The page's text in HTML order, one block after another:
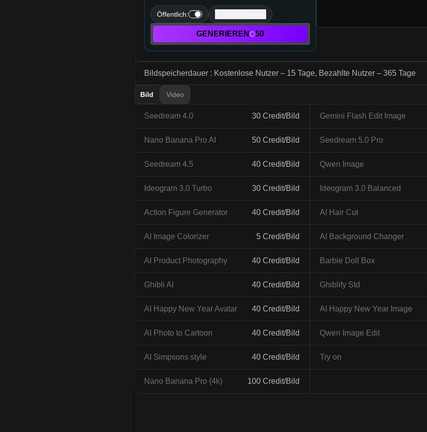
Öffentlich:
GENERIEREN 50
Bildspeicherdauer : Kostenlose Nutzer – 15 Tage, Bezahlte Nutzer – 365 Tage
Bild Video
Seedream 4.0 30 Credit/Bild Gemini Flash Edit Image
Nano Banana Pro AI 50 Credit/Bild Seedream 5.0 Pro
Seedream 4.5 40 Credit/Bild Qwen Image
Ideogram 3.0 Turbo 30 Credit/Bild Ideogram 3.0 Balanced
Action Figure Generator 40 Credit/Bild AI Hair Cut
AI Image Colorizer 5 Credit/Bild AI Background Changer
AI Product Photography 40 Credit/Bild Barbie Doll Box
Ghibli AI 40 Credit/Bild Ghiblify Std
AI Happy New Year Avatar 40 Credit/Bild AI Happy New Year Image
AI Photo to Cartoon 40 Credit/Bild Qwen Image Edit
AI Simpsons style 40 Credit/Bild Try on
Nano Banana Pro (4k) 100 Credit/Bild